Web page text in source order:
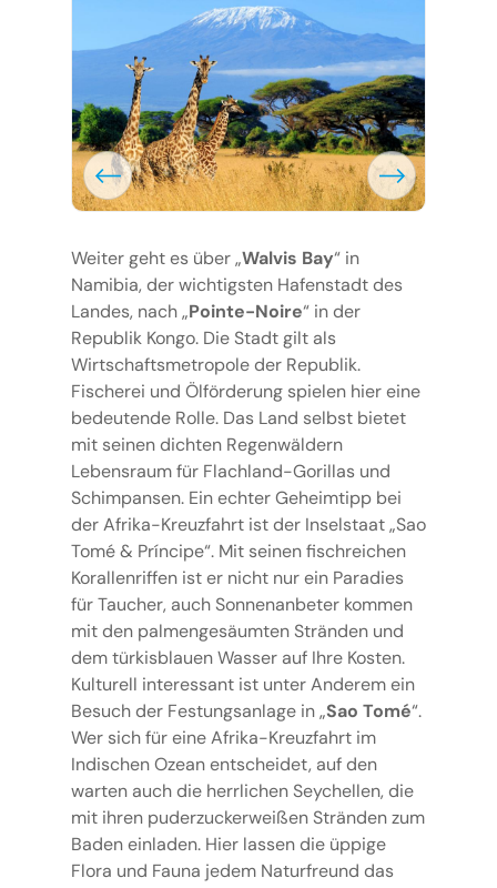
Weiter geht es über „Walvis Bay“ in
Namibia, der wichtigsten Hafenstadt des
Landes, nach „Pointe-Noire“ in der
Republik Kongo. Die Stadt gilt als
Wirtschaftsmetropole der Republik.
Fischerei und Ölförderung spielen hier eine
bedeutende Rolle. Das Land selbst bietet
mit seinen dichten Regenwäldern
Lebensraum für Flachland-Gorillas und
Schimpansen. Ein echter Geheimtipp bei
der Afrika-Kreuzfahrt ist der Inselstaat „Sao
Tomé & Príncipe“. Mit seinen fischreichen
Korallenriffen ist er nicht nur ein Paradies
für Taucher, auch Sonnenanbeter kommen
mit den palmengesäumten Stränden und
dem türkisblauen Wasser auf Ihre Kosten.
Kulturell interessant ist unter Anderem ein
Besuch der Festungsanlage in „Sao Tomé“.
Wer sich für eine Afrika-Kreuzfahrt im
Indischen Ozean entscheidet, auf den
warten auch die herrlichen Seychellen, die
mit ihren puderzuckerweißen Stränden zum
Baden einladen. Hier lassen die üppige
Flora und Fauna jedem Naturfreund das